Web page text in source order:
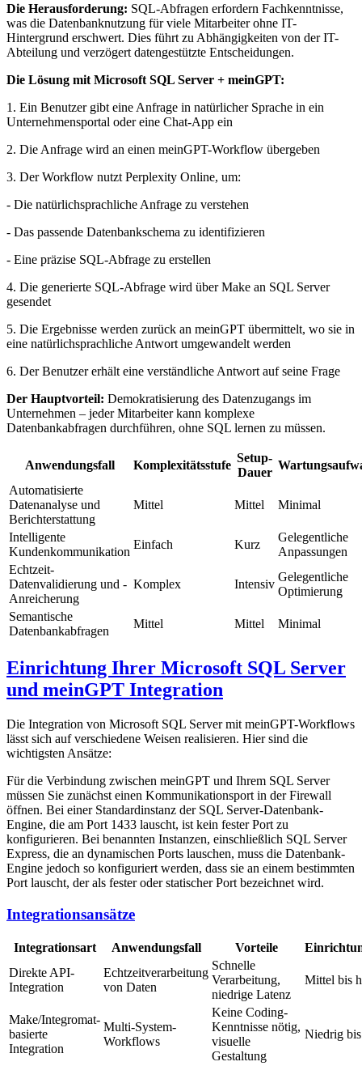
Die Herausforderung: SQL-Abfragen erfordern Fachkenntnisse,
was die Datenbanknutzung für viele Mitarbeiter ohne IT-
Hintergrund erschwert. Dies führt zu Abhängigkeiten von der IT-
Abteilung und verzögert datengestützte Entscheidungen.
Die Lösung mit Microsoft SQL Server + meinGPT:
1. Ein Benutzer gibt eine Anfrage in natürlicher Sprache in ein
Unternehmensportal oder eine Chat-App ein
2. Die Anfrage wird an einen meinGPT-Workflow übergeben
3. Der Workflow nutzt Perplexity Online, um:
- Die natürlichsprachliche Anfrage zu verstehen
- Das passende Datenbankschema zu identifizieren
- Eine präzise SQL-Abfrage zu erstellen
4. Die generierte SQL-Abfrage wird über Make an SQL Server
gesendet
5. Die Ergebnisse werden zurück an meinGPT übermittelt, wo sie in
eine natürlichsprachliche Antwort umgewandelt werden
6. Der Benutzer erhält eine verständliche Antwort auf seine Frage
Der Hauptvorteil: Demokratisierung des Datenzugangs im
Unternehmen – jeder Mitarbeiter kann komplexe
Datenbankabfragen durchführen, ohne SQL lernen zu müssen.
Anwendungsfall Komplexitätsstufe
Setup-
Dauer
Automatisierte
Datenanalyse und
Berichterstattung
Mittel Mittel Minimal
Intelligente
Kundenkommunikation
Einfach Kurz
Gelegentliche
Anpassungen
Echtzeit-
Datenvalidierung und -
Anreicherung
Komplex Intensiv
Gelegentliche
Optimierung
Semantische
Datenbankabfragen
Mittel Mittel Minimal
Einrichtung Ihrer Microsoft SQL Server
und meinGPT Integration
Die Integration von Microsoft SQL Server mit meinGPT-Workflows
lässt sich auf verschiedene Weisen realisieren. Hier sind die
wichtigsten Ansätze:
Für die Verbindung zwischen meinGPT und Ihrem SQL Server
müssen Sie zunächst einen Kommunikationsport in der Firewall
öffnen. Bei einer Standardinstanz der SQL Server-Datenbank-
Engine, die am Port 1433 lauscht, ist kein fester Port zu
konfigurieren. Bei benannten Instanzen, einschließlich SQL Server
Express, die an dynamischen Ports lauschen, muss die Datenbank-
Engine jedoch so konfiguriert werden, dass sie an einem bestimmten
Port lauscht, der als fester oder statischer Port bezeichnet wird.
Integrationsansätze
Integrationsart Anwendungsfall Vorteile
Direkte API-
Integration
Echtzeitverarbeitung
von Daten
Schnelle
Verarbeitung,
niedrige Latenz
Mittel bis
Make/Integromat-
basierte
Integration
Multi-System-
Workflows
Keine Coding-
Kenntnisse nötig,
visuelle
Gestaltung
Niedrig